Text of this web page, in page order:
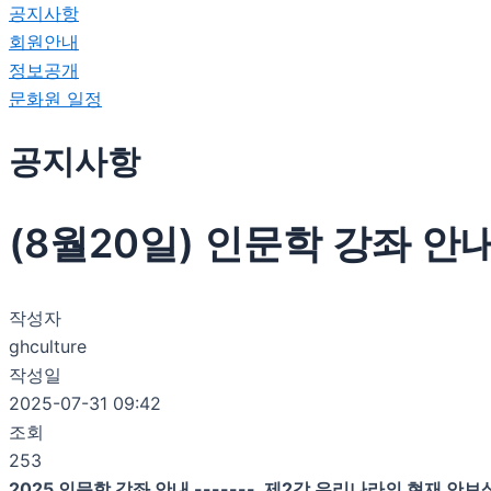
공지사항
회원안내
정보공개
문화원 일정
공지사항
(8월20일) 인문학 강좌 안
작성자
ghculture
작성일
2025-07-31 09:42
조회
253